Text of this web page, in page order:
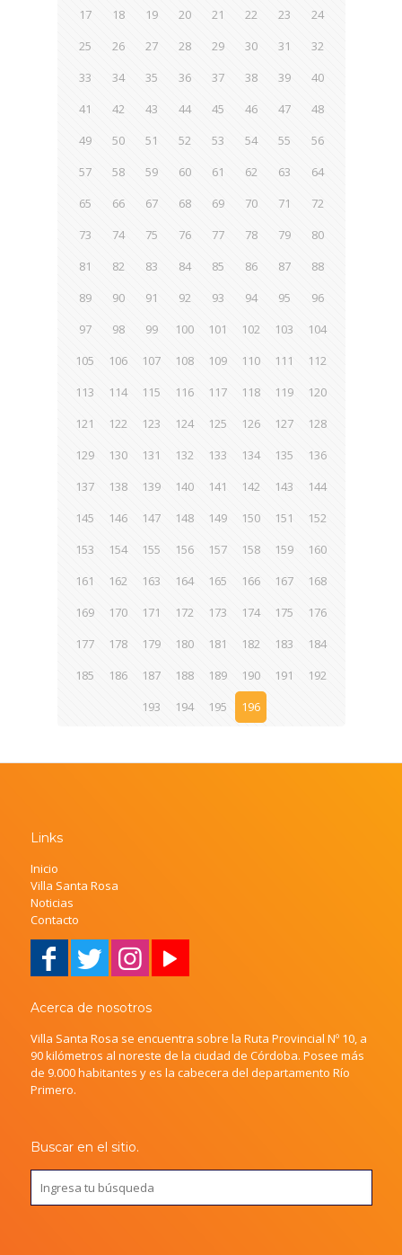
17
18 19 20 21 22 23
24
25
26 27 28 29 30 31
32
33
34 35 36 37 38 39
40
41
42 43 44 45 46 47
48
49
50 51 52 53 54 55
56
57
58 59 60 61 62 63
64
65
66 67 68 69 70 71
72
73
74 75 76 77 78 79
80
81
82 83 84 85 86 87
88
89
90 91 92 93 94 95
96
97
98 99 100 101 102 103
104
105
106 107 108 109 110 111
112
113
114 115 116 117 118 119
120
121
122 123 124 125 126 127
128
129
130 131 132 133 134 135
136
137
138 139 140 141 142 143
144
145
146 147 148 149 150 151
152
153
154 155 156 157 158 159
160
161
162 163 164 165 166 167
168
169
170 171 172 173 174 175
176
177
178 179 180 181 182 183
184
185
186 187 188 189 190 191
192
193
194 195 196
Links
Inicio
Villa Santa Rosa
Noticias
Contacto
Acerca de nosotros
Villa Santa Rosa se encuentra sobre la Ruta Provincial Nº 10, a
90 kilómetros al noreste de la ciudad de Córdoba. Posee más
de 9.000 habitantes y es la cabecera del departamento Río
Primero.
Buscar en el sitio.